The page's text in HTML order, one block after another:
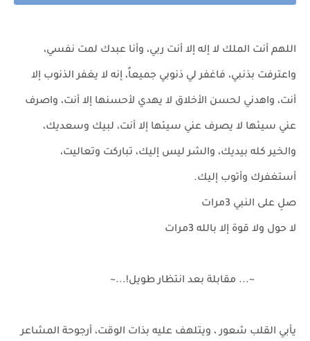
اللهم أنت الملك لا إله إلا أنت ربي، وأنا عبدك لمت نفسي،
واعترفت بذنبي، فاغفر لي ذنوبي جميعاً، إنه لا يغفر الذنوب إلا
أنت، واهدني لحسن الأخلاق لا يهدي لأحسنها إلا أنت، واصرف
عني سيئها لا يصرف عني سيئها إلا أنت، لبيك وسعديك،
والخير كله بيديك، والشر ليس إليك، تباركت وتعاليت،
أستغفرك وأتوب إليك.
صلِ على النبي 3مرات
لا حول ولا قوة إلا بالله 3مرات
~... مقابلة بعد انتظار طويل!...~
يأبي القلب شعور ، ويتلهف عليه بذات الوقت، أرجوحة المشاعر